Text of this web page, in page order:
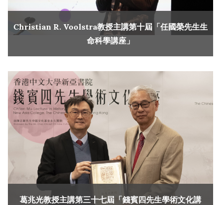
Christian R. Voolstra教授主講第十屆「任國榮先生生
命科學講座」
葛兆光教授主講第三十七屆「錢賓四先生學術文化講